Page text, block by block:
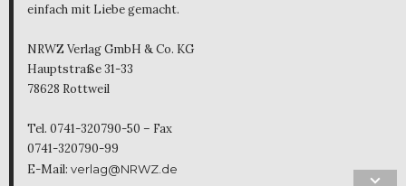
einfach mit Liebe gemacht.
NRWZ Verlag GmbH & Co. KG
Hauptstraße 31-33
78628 Rottweil
Tel. 0741-320790-50 – Fax
0741-320790-99
E-Mail: verlag@NRWZ.de